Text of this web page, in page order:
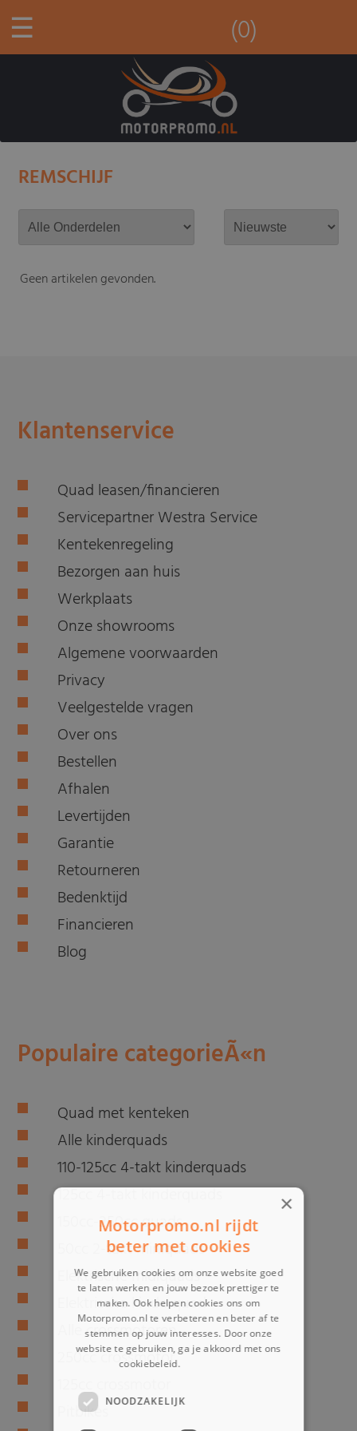
☰ (0)
REMSCHIJF
Geen artikelen gevonden.
Klantenservice
Quad leasen/financieren
Servicepartner Westra Service
Kentekenregeling
Bezorgen aan huis
Werkplaats
Onze showrooms
Algemene voorwaarden
Privacy
Veelgestelde vragen
Over ons
Bestellen
Afhalen
Levertijden
Garantie
Retourneren
Bedenktijd
Financieren
Blog
Populaire categorieÃ«n
Quad met kenteken
Alle kinderquads
110-125cc 4-takt kinderquads
125cc 4-takt kinderquads
150cc-250cc quads
50cc 2-takt miniquads
Elektrische midiquads
Elektrische kinderquad
Alle crossmotoren
250cc crossmotor
125cc crossmotor
Pitbikes
×
Motorpromo.nl rijdt
beter met cookies
We gebruiken cookies om onze website goed
te laten werken en jouw bezoek prettiger te
maken. Ook helpen cookies ons om
Motorpromo.nl te verbeteren en beter af te
stemmen op jouw interesses. Door onze
website te gebruiken, ga je akkoord met ons
cookiebeleid.
NOODZAKELIJK